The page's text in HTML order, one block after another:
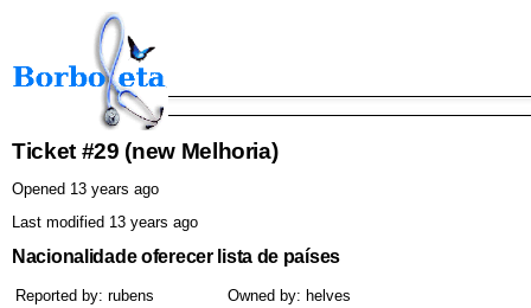
Ticket #29 (new Melhoria)
Opened 13 years ago
Last modified 13 years ago
Nacionalidade oferecer lista de países
Reported by: rubens Owned by: helves